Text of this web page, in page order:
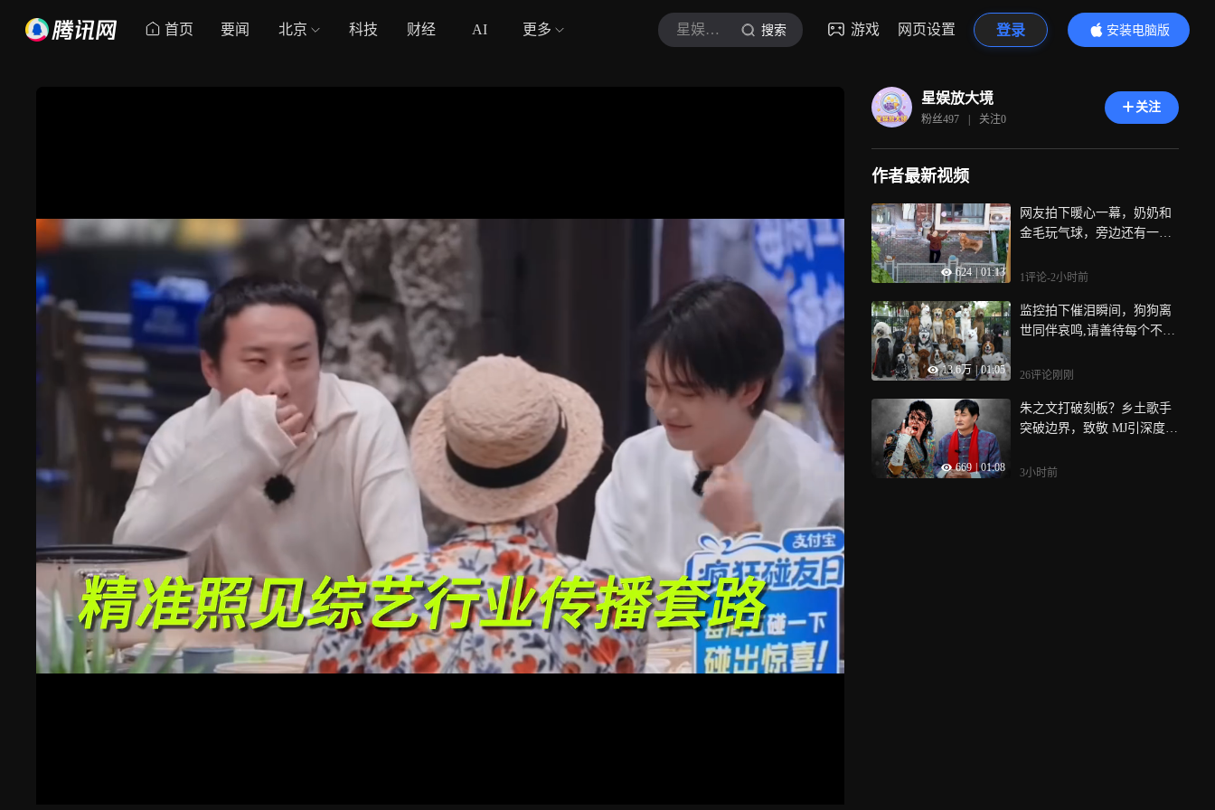
首页 要闻 北京 科技 财经 AI 更多 星娱放大境 搜索 游戏 网页设置 登录
安装电脑版
内容更精彩
星娱放大境
粉丝497 | 关注0
关注
作者最新视频
624 | 01:13
网友拍下暖心一幕，奶奶和
金毛玩气球，旁边还有一只
1评论-2小时前
13.6万 01:05
监控拍下催泪瞬间，狗狗离
世同伴哀鸣,请善待每个不会
26评论刚刚
669 01:08
朱之文打破刻板？乡土歌手
突破边界，致敬 MJ引深度热
3小时前